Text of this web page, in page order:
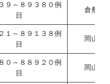
９～８９３８０例
目
倉敷市
１～８９１３８例
目
岡山県
０～８８９２０例
目
岡山市